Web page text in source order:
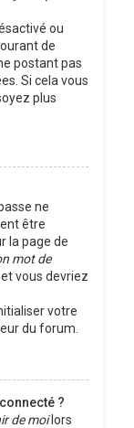
ou
de
postant pas
Si cela vous
plus
ne
être
la page de
mot de
vous devriez
votre
du forum.
?
de moilors